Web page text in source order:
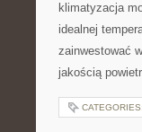
klimatyzacja
idealnej
zainwestować
jakością
CATEGORIES: